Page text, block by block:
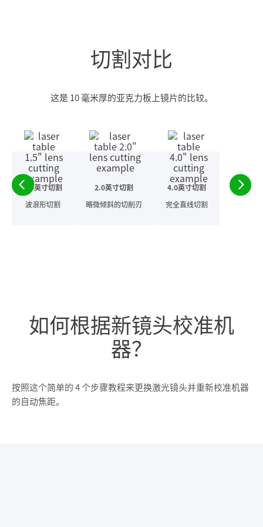
切割对比
这是 10 毫米厚的亚克力板上镜片的比较。
1.5英寸切割
波浪形切割
2.0英寸切割
略微倾斜的切削刃
4.0英寸切割
完全直线切割
如何根据新镜头校准机
器？
按照这个简单的 4 个步骤教程来更换激光镜头并重新校准机器
的自动焦距。